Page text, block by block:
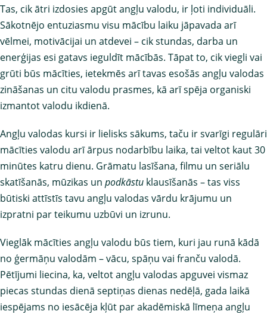
Tas, cik ātri izdosies apgūt angļu valodu, ir ļoti individuāli.
Sākotnējo entuziasmu visu mācību laiku jāpavada arī
vēlmei, motivācijai un atdevei – cik stundas, darba un
enerģijas esi gatavs ieguldīt mācībās. Tāpat to, cik viegli vai
grūti būs mācīties, ietekmēs arī tavas esošās angļu valodas
zināšanas un citu valodu prasmes, kā arī spēja organiski
izmantot valodu ikdienā.
Angļu valodas kursi ir lielisks sākums, taču ir svarīgi regulāri
mācīties valodu arī ārpus nodarbību laika, tai veltot kaut 30
minūtes katru dienu. Grāmatu lasīšana, filmu un seriālu
skatīšanās, mūzikas un podkāstu klausīšanās – tas viss
būtiski attīstīs tavu angļu valodas vārdu krājumu un
izpratni par teikumu uzbūvi un izrunu.
Vieglāk mācīties angļu valodu būs tiem, kuri jau runā kādā
no ģermāņu valodām – vācu, spāņu vai franču valodā.
Pētījumi liecina, ka, veltot angļu valodas apguvei vismaz
piecas stundas dienā septiņas dienas nedēļā, gada laikā
iespējams no iesācēja kļūt par akadēmiskā līmeņa angļu